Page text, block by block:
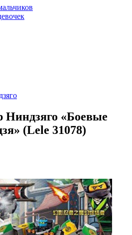
Ниндзяго «Боевые
(Lele 31078)